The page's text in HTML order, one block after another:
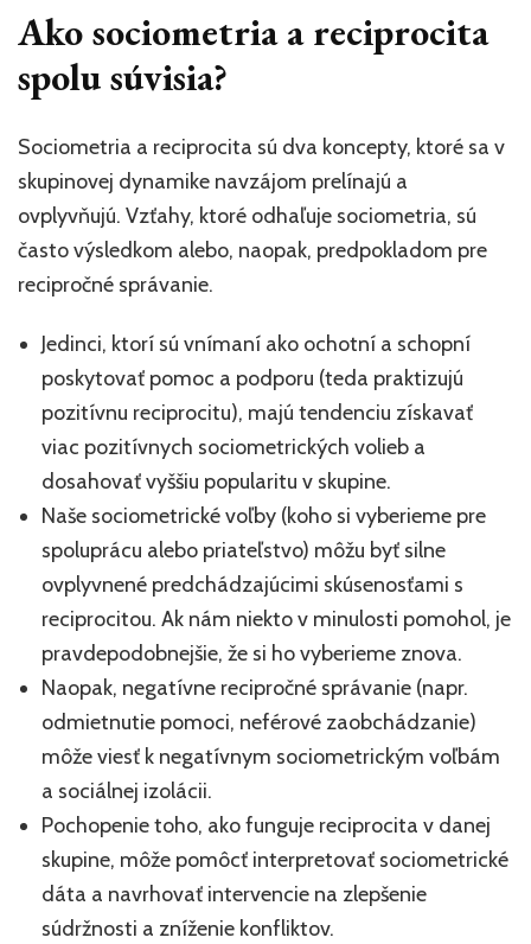
Ako sociometria a reciprocita
spolu súvisia?
Sociometria a reciprocita sú dva koncepty, ktoré sa v
skupinovej dynamike navzájom prelínajú a
ovplyvňujú. Vzťahy, ktoré odhaľuje sociometria, sú
často výsledkom alebo, naopak, predpokladom pre
recipročné správanie.
Jedinci, ktorí sú vnímaní ako ochotní a schopní
poskytovať pomoc a podporu (teda praktizujú
pozitívnu reciprocitu), majú tendenciu získavať
viac pozitívnych sociometrických volieb a
dosahovať vyššiu popularitu v skupine.
Naše sociometrické voľby (koho si vyberieme pre
spoluprácu alebo priateľstvo) môžu byť silne
ovplyvnené predchádzajúcimi skúsenosťami s
reciprocitou. Ak nám niekto v minulosti pomohol, je
pravdepodobnejšie, že si ho vyberieme znova.
Naopak, negatívne recipročné správanie (napr.
odmietnutie pomoci, neférové zaobchádzanie)
môže viesť k negatívnym sociometrickým voľbám
a sociálnej izolácii.
Pochopenie toho, ako funguje reciprocita v danej
skupine, môže pomôcť interpretovať sociometrické
dáta a navrhovať intervencie na zlepšenie
súdržnosti a zníženie konfliktov.